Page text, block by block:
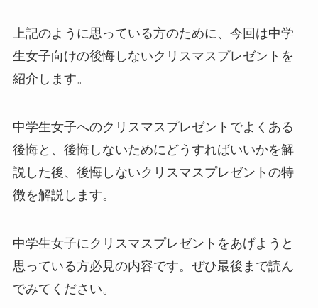
上記のように思っている方のために、今回は中学
生女子向けの後悔しないクリスマスプレゼントを
紹介します。
中学生女子へのクリスマスプレゼントでよくある
後悔と、後悔しないためにどうすればいいかを解
説した後、後悔しないクリスマスプレゼントの特
徴を解説します。
中学生女子にクリスマスプレゼントをあげようと
思っている方必見の内容です。ぜひ最後まで読ん
でみてください。